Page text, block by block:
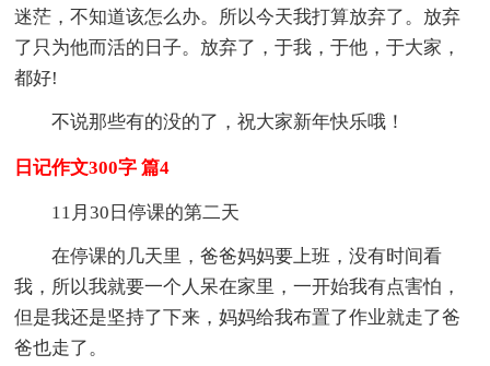
迷茫，不知道该怎么办。所以今天我打算放弃了。放弃
了只为他而活的日子。放弃了，于我，于他，于大家，
都好!
不说那些有的没的了，祝大家新年快乐哦！
日记作文300字 篇4
11月30日停课的第二天
在停课的几天里，爸爸妈妈要上班，没有时间看
我，所以我就要一个人呆在家里，一开始我有点害怕，
但是我还是坚持了下来，妈妈给我布置了作业就走了爸
爸也走了。